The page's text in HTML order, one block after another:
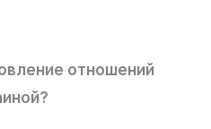
отношений